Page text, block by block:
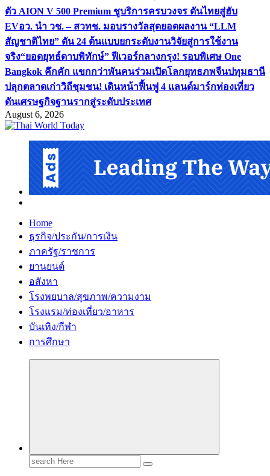
ตัว AION V 500 Premium ชูบริการครบวงจร ดันไทยสู่ฮับ
EVอว. นำ วช. – สวทช. มอบรางวัลสุดยอดผลงาน “LLM
สัญชาติไทย” ดัน 24 ต้นแบบยกระดับงานวิจัยสู่การใช้งาน
จริง“ยอดยุทธ์ดาบพิทักษ์” ฟีเวอร์กลางกรุง! รอบพิเศษ One
Bangkok คึกคัก แขกกว่าพันคนร่วมเปิดโลกยุทธภพจีนปทุมธานี
ปลุกตลาดเก่าวิถีชุมชน! เดินหน้าฟื้นฟู 4 แลนด์มาร์กท่องเที่ยว
ดันเศรษฐกิจฐานรากสู่ระดับประเทศ
August 6, 2026
Home
ธุรกิจ/ประกัน/การเงิน
ภาครัฐ/ราชการ
ยานยนต์
อสังหา
โรงพยบาล/สุขภาพ/ความงาม
โรงแรม/ท่องเที่ยว/อาหาร
บันเทิง/กีฬา
การศึกษา
Search
for: